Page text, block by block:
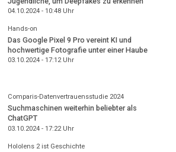
04.10.2024 - 10:48Uhr
Hands-on
Das Google Pixel 9 Pro vereint KI und
hochwertige Fotografie unter einer Haube
03.10.2024 - 17:12Uhr
Comparis-Datenvertrauensstudie 2024
Suchmaschinen weiterhin beliebter als
ChatGPT
03.10.2024 - 17:22Uhr
Hololens 2 ist Geschichte